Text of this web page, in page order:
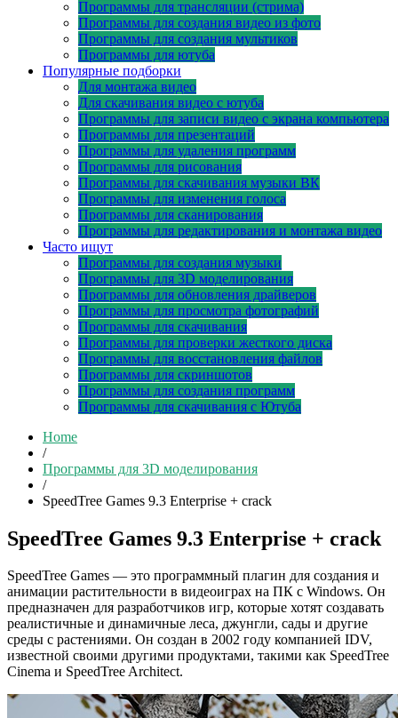
Программы для трансляции (стрима)
Программы для создания видео из фото
Программы для создания мультиков
Программы для ютуба
Популярные подборки
Для монтажа видео
Для скачивания видео с ютуба
Программы для записи видео с экрана компьютера
Программы для презентаций
Программы для удаления программ
Программы для рисования
Программы для скачивания музыки ВК
Программы для изменения голоса
Программы для сканирования
Программы для редактирования и монтажа видео
Часто ищут
Программы для создания музыки
Программы для 3D моделирования
Программы для обновления драйверов
Программы для просмотра фотографий
Программы для скачивания
Программы для проверки жесткого диска
Программы для восстановления файлов
Программы для скриншотов
Программы для создания программ
Программы для скачивания с Ютуба
Home
/
Программы для 3D моделирования
/
SpeedTree Games 9.3 Enterprise + crack
SpeedTree Games 9.3 Enterprise + crack
SpeedTree Games — это программный плагин для создания и
анимации растительности в видеоиграх на ПК с Windows. Он
предназначен для разработчиков игр, которые хотят создавать
реалистичные и динамичные леса, джунгли, сады и другие
среды с растениями. Он создан в 2002 году компанией IDV,
известной своими другими продуктами, такими как SpeedTree
Cinema и SpeedTree Architect.